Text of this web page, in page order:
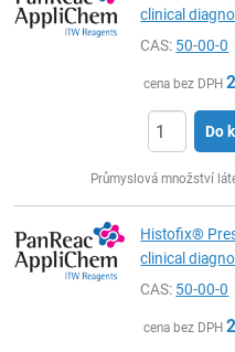
clinical
CAS: 50-00-0
cena bez DPH
Do
Průmyslová množství
Histofix®
clinical
CAS: 50-00-0
cena bez DPH